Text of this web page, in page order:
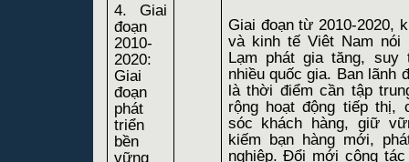
4. Giai
đoạn
2010-
2020:
Giai
đoạn
phát
triển
bền
vững
Giai đoạn từ 2010-2020,
và kinh tế Viêt Nam nói
Lạm phát gia tăng,
nhiều quốc gia. Ban lãnh
là thời điểm cần tập
rộng hoạt động tiếp thị,
sóc khách hàng, giữ
kiếm bạn hàng mới,
nghiệp. Đổi mới công